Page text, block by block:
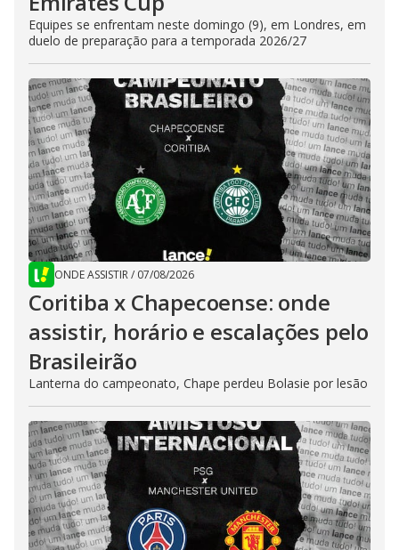
Equipes se enfrentam neste domingo (9), em Londres, em
duelo de preparação para a temporada 2026/27
ONDE ASSISTIR/ 07/08/2026
Coritiba x Chapecoense: onde
assistir, horário e escalações pelo
Brasileirão
Lanterna do campeonato, Chape perdeu Bolasie por lesão